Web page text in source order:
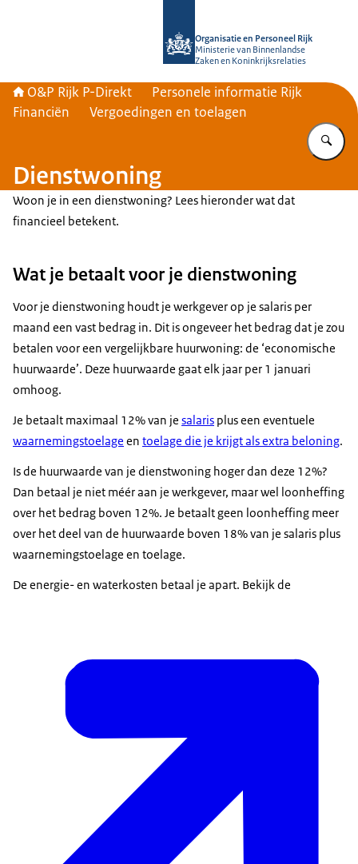
Organisatie en Personeel Rijk
Ministerie van Binnenlandse
Zaken en Koninkrijksrelaties
O&P Rijk P-Direkt
Personele informatie Rijk
Financiën
Vergoedingen en toelagen
Dienstwoning
Woon je in een dienstwoning? Lees hieronder wat dat
financieel betekent.
Wat je betaalt voor je dienstwoning
Voor je dienstwoning houdt je werkgever op je salaris per
maand een vast bedrag in. Dit is ongeveer het bedrag dat je zou
betalen voor een vergelijkbare huurwoning: de ‘economische
huurwaarde’. Deze huurwaarde gaat elk jaar per 1 januari
omhoog.
Je betaalt maximaal 12% van je salaris plus een eventuele
waarnemingstoelage en toelage die je krijgt als extra beloning.
Is de huurwaarde van je dienstwoning hoger dan deze 12%?
Dan betaal je niet méér aan je werkgever, maar wel loonheffing
over het bedrag boven 12%. Je betaalt geen loonheffing meer
over het deel van de huurwaarde boven 18% van je salaris plus
waarnemingstoelage en toelage.
De energie- en waterkosten betaal je apart. Bekijk de